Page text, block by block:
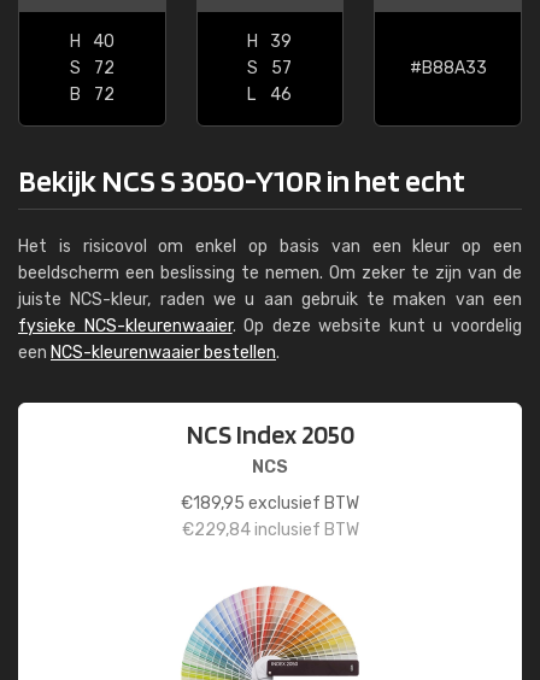
H
40
S
72
B
72
H
39
S
57
L
46
#B88A33
Bekijk NCS S 3050-Y10R in het echt
Het is risicovol om enkel op basis van een kleur op een
beeldscherm een beslissing te nemen. Om zeker te zijn van de
juiste NCS-kleur, raden we u aan gebruik te maken van een
fysieke NCS-kleurenwaaier. Op deze website kunt u voordelig
een NCS-kleurenwaaier bestellen.
NCS Index 2050
NCS
€189,95 exclusief BTW
€229,84inclusief BTW